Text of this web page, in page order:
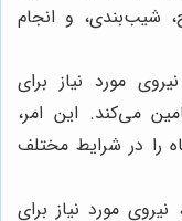
شیب‌بندی، و انجام
مورد نیاز برای
می‌کند. این امر،
را در شرایط مختلف
مورد نیاز برای